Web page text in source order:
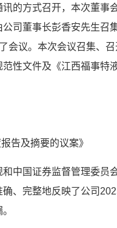
的方式召开，本次董事
司董事长彭香安先生召
会议。本次会议召集、
性文件及《江西福事特
告及摘要的议案》
中国证券监督管理委员
、完整地反映了公司